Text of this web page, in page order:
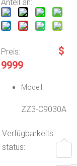
Anteil an:
Preis:
$
9999
Modell:
ZZ3-C9030A
Verfügbarkeits
status: